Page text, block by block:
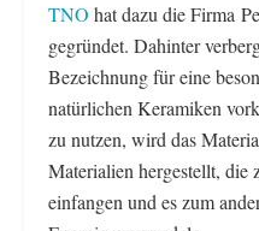
TNO hat dazu die Firma
gegründet. Dahinter
Bezeichnung für eine
natürlichen Keramiken
zu nutzen, wird das
Materialien hergestellt, die
einfangen und es zum